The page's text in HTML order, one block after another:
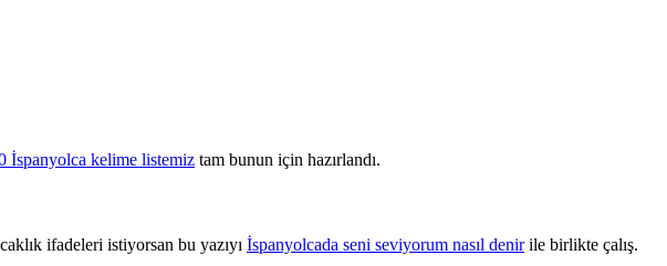
İspanyolca kelime listemiz tam bunun için hazırlandı.
ifadeleri istiyorsan bu yazıyı İspanyolcada seni seviyorum nasıl denirile birlikte çalış.